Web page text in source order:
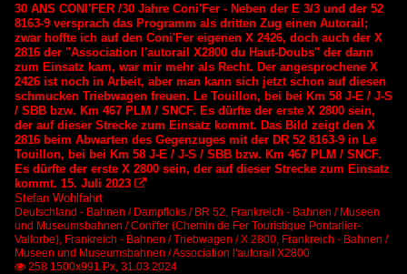
30 ANS CONI'FER /30 Jahre Coni'Fer - Neben der E 3/3 und der 52
8163-9 versprach das Programm als dritten Zug einen Autorail;
zwar hoffte ich auf den Coni'Fer eigenen X 2426, doch auch der X
2816 der "Association l'autorail X2800 du Haut-Doubs" der dann
zum Einsatz kam, war mir mehr als Recht. Der angesprochene X
2426 ist noch in Arbeit, aber man kann sich jetzt schon auf diesen
schmucken Triebwagen freuen. Le Touillon, bei bei Km 58 J-E / J-S
/ SBB bzw. Km 467 PLM / SNCF. Es dürfte der erste X 2800 sein,
der auf dieser Strecke zum Einsatz kommt. Das Bild zeigt den X
2816 beim Abwarten des Gegenzuges mit der DR 52 8163-9 in Le
Touillon, bei bei Km 58 J-E / J-S / SBB bzw. Km 467 PLM / SNCF.
Es dürfte der erste X 2800 sein, der auf dieser Strecke zum Einsatz
kommt. 15. Juli 2023 
Stefan Wohlfahrt
Deutschland - Bahnen / Dampfloks / BR 52, Frankreich - Bahnen / Museen
und Museumsbahnen / Coni'fer (Chemin de Fer Touristique Pontarlier-
Vallorbe), Frankreich - Bahnen / Triebwagen / X 2800, Frankreich - Bahnen /
Museen und Museumsbahnen / Association l'autorail X2800
 258 1500x991 Px, 31.03.2024